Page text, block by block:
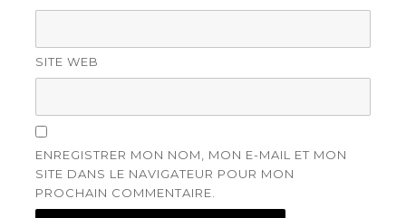
SITE WEB
ENREGISTRER MON NOM, MON E-MAIL ET MON
SITE DANS LE NAVIGATEUR POUR MON
PROCHAIN COMMENTAIRE.